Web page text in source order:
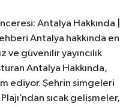
Antalya Hakkında |
Antalya hakkında en
güvenilir yayıncılık
Antalya Hakkında,
ediyor. Şehrin simgeleri
sıcak gelişmeler,